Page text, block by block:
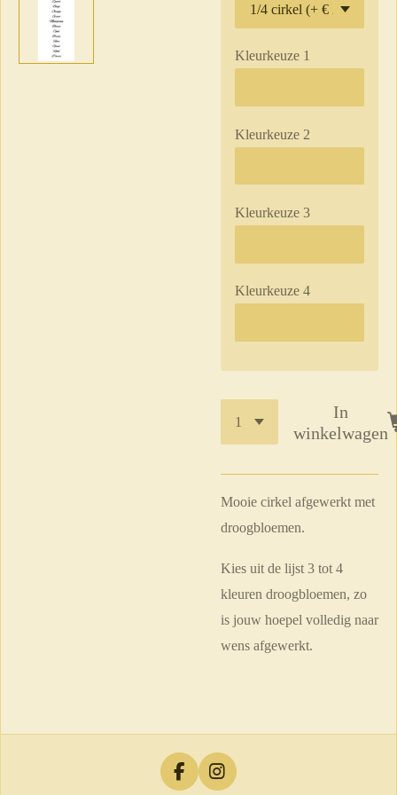
Kleurkeuze 1
Kleurkeuze 2
Kleurkeuze 3
Kleurkeuze 4
In
winkelwagen
Mooie cirkel afgewerkt met
droogbloemen.
Kies uit de lijst 3 tot 4
kleuren droogbloemen, zo
is jouw hoepel volledig naar
wens afgewerkt.
F
I